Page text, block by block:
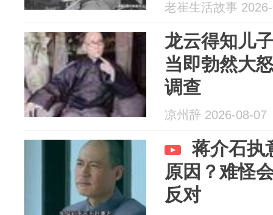
老崔生活故事
龙云得知儿
当即勃然大
调查
凉州辞 2026-08-07
蒋介石执
原因？难怪
反对